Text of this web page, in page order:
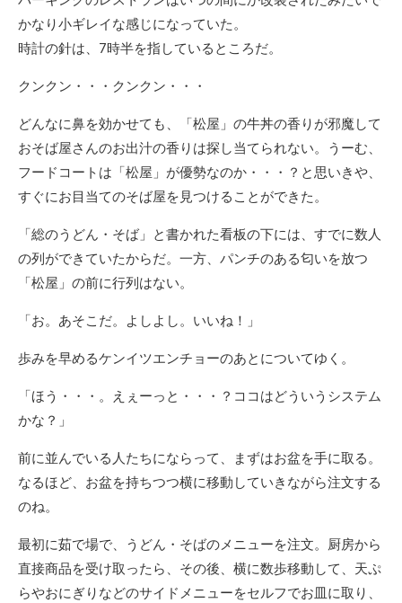
かなり小ギレイな感じになっていた。
時計の針は、7時半を指しているところだ。
クンクン・・・クンクン・・・
どんなに鼻を効かせても、「松屋」の牛丼の香りが邪魔して
おそば屋さんのお出汁の香りは探し当てられない。うーむ、
フードコートは「松屋」が優勢なのか・・・？と思いきや、
すぐにお目当てのそば屋を見つけることができた。
「総のうどん・そば」と書かれた看板の下には、すでに数人
の列ができていたからだ。一方、パンチのある匂いを放つ
「松屋」の前に行列はない。
「お。あそこだ。よしよし。いいね！」
歩みを早めるケンイツエンチョーのあとについてゆく。
「ほう・・・。えぇーっと・・・？ココはどういうシステム
かな？」
前に並んでいる人たちにならって、まずはお盆を手に取る。
なるほど、お盆を持ちつつ横に移動していきながら注文する
のね。
最初に茹で場で、うどん・そばのメニューを注文。厨房から
直接商品を受け取ったら、その後、横に数歩移動して、天ぷ
らやおにぎりなどのサイドメニューをセルフでお皿に取り、